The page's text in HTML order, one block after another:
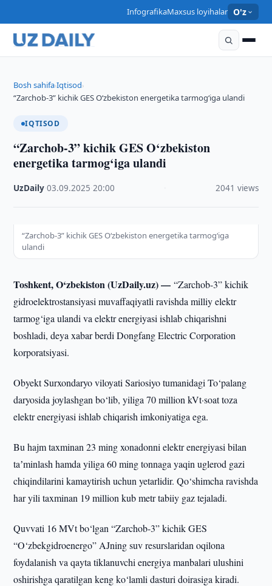
InfografikaMaxsus loyihalar O'z
Bosh sahifa›Iqtisod›
“Zarchob-3” kichik GES O‘zbekiston energetika tarmog‘iga ulandi
IQTISOD
“Zarchob-3” kichik GES O‘zbekiston
energetika tarmog‘iga ulandi
UzDaily ·03.09.2025 ·20:00 2041 views
“Zarchob-3” kichik GES O‘zbekiston energetika tarmog‘iga
ulandi
Toshkent, O‘zbekiston (UzDaily.uz) —“Zarchob-3” kichik
gidroelektrostansiyasi muvaffaqiyatli ravishda milliy elektr
tarmog‘iga ulandi va elektr energiyasi ishlab chiqarishni
boshladi, deya xabar berdi Dongfang Electric Corporation
korporatsiyasi.
Obyekt Surxondaryo viloyati Sariosiyo tumanidagi To‘palang
daryosida joylashgan bo‘lib, yiliga 70 million kVt·soat toza
elektr energiyasi ishlab chiqarish imkoniyatiga ega.
Bu hajm taxminan 23 ming xonadonni elektr energiyasi bilan
taʼminlash hamda yiliga 60 ming tonnaga yaqin uglerod gazi
chiqindilarini kamaytirish uchun yetarlidir. Qo‘shimcha ravishda
har yili taxminan 19 million kub metr tabiiy gaz tejaladi.
Quvvati 16 MVt bo‘lgan “Zarchob-3” kichik GES
“O‘zbekgidroenergo” AJning suv resurslaridan oqilona
foydalanish va qayta tiklanuvchi energiya manbalari ulushini
oshirishga qaratilgan keng ko‘lamli dasturi doirasiga kiradi.